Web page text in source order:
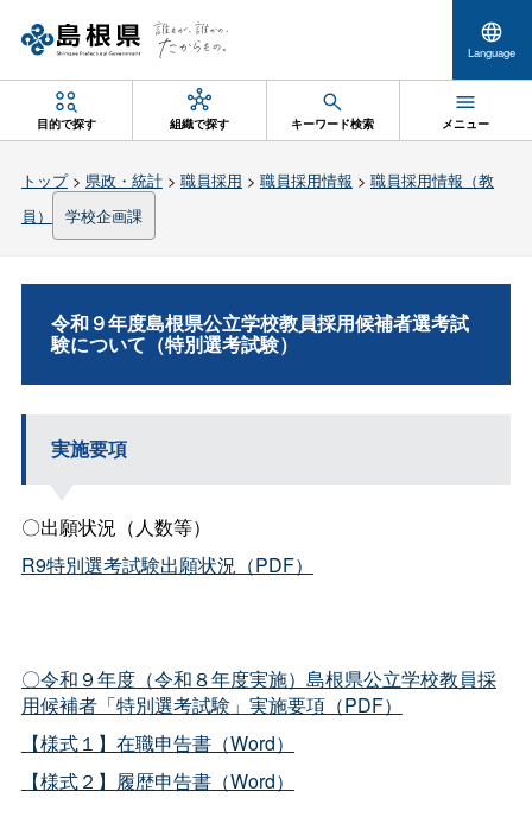
Language
目的で探す 組織で探す キーワード検索 メニュー
トップ> 県政・統計> 職員採用 > 職員採用情報 > 職員採用情報（教
員）
学校企画課
令和９年度島根県公立学校教員採用候補者選考試
験について（特別選考試験）
実施要項
〇出願状況（人数等）
R9特別選考試験出願状況（PDF）
〇令和９年度（令和８年度実施）島根県公立学校教員採
用候補者「特別選考試験」実施要項（PDF）
【様式１】在職申告書（Word）
【様式２】履歴申告書（Word）